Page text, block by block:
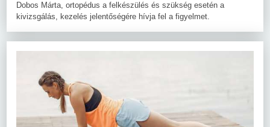
Dobos Márta, ortopédus a felkészülés és szükség esetén a
kivizsgálás, kezelés jelentőségére hívja fel a figyelmet.